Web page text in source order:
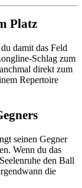
Platz
damit das Feld
Schlag zum
direkt zum
Repertoire
seinen Gegner
Wenn du das
den Ball
die